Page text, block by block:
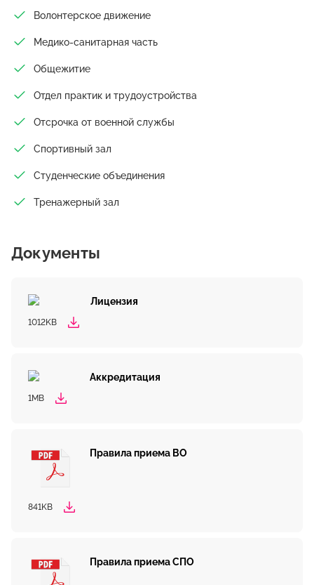
Волонтерское движение
Медико-санитарная часть
Общежитие
Отдел практик и трудоустройства
Отсрочка от военной службы
Спортивный зал
Студенческие объединения
Тренажерный зал
Документы
Лицензия
1012KB
Аккредитация
1MB
Правила приема ВО
841KB
Правила приема СПО